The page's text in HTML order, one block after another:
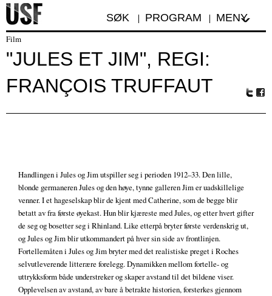
SØK PROGRAM MENY
Film
"JULES ET JIM", REGI:
FRANÇOIS TRUFFAUT
Handlingen i Jules og Jim utspiller seg i perioden 1912–33. Den lille,
blonde germaneren Jules og den høye, tynne galleren Jim er uadskillelige
venner. I et hageselskap blir de kjent med Catherine, som de begge blir
betatt av fra første øyekast. Hun blir kjæreste med Jules, og etter hvert gifter
de seg og bosetter seg i Rhinland. Like etterpå bryter første verdenskrig ut,
og Jules og Jim blir utkommandert på hver sin side av frontlinjen.
Fortellemåten i Jules og Jim bryter med det realistiske preget i Roches
selvutleverende litterære forelegg. Dynamikken mellom fortelle- og
uttrykksform både understreker og skaper avstand til det bildene viser.
Opplevelsen av avstand, av bare å betrakte historien, forsterkes gjennom